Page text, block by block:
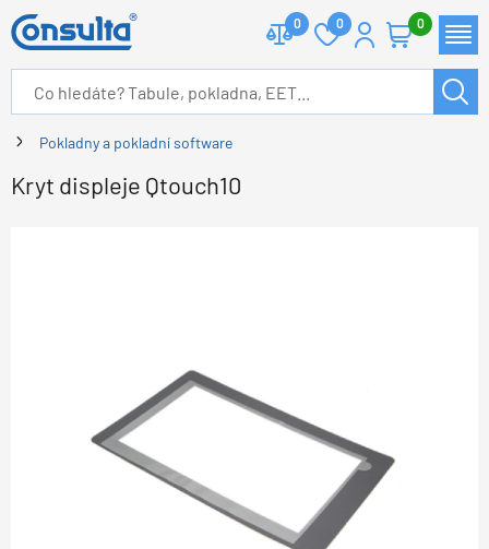
0 0 0
Pokladny a pokladní software
Kryt displeje Qtouch10